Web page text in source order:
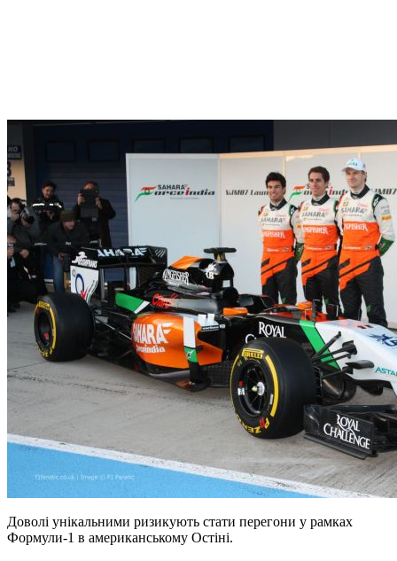
Доволі унікальними ризикують стати перегони у рамках
Формули-1 в американському Остіні.